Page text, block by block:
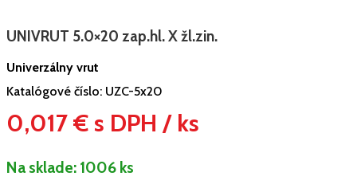
UNIVRUT 5.0×20 zap.hl. X žl.zin.
Univerzálny vrut
Katalógové číslo: UZC-5x20
0,017 € s DPH / ks
Na sklade: 1006 ks